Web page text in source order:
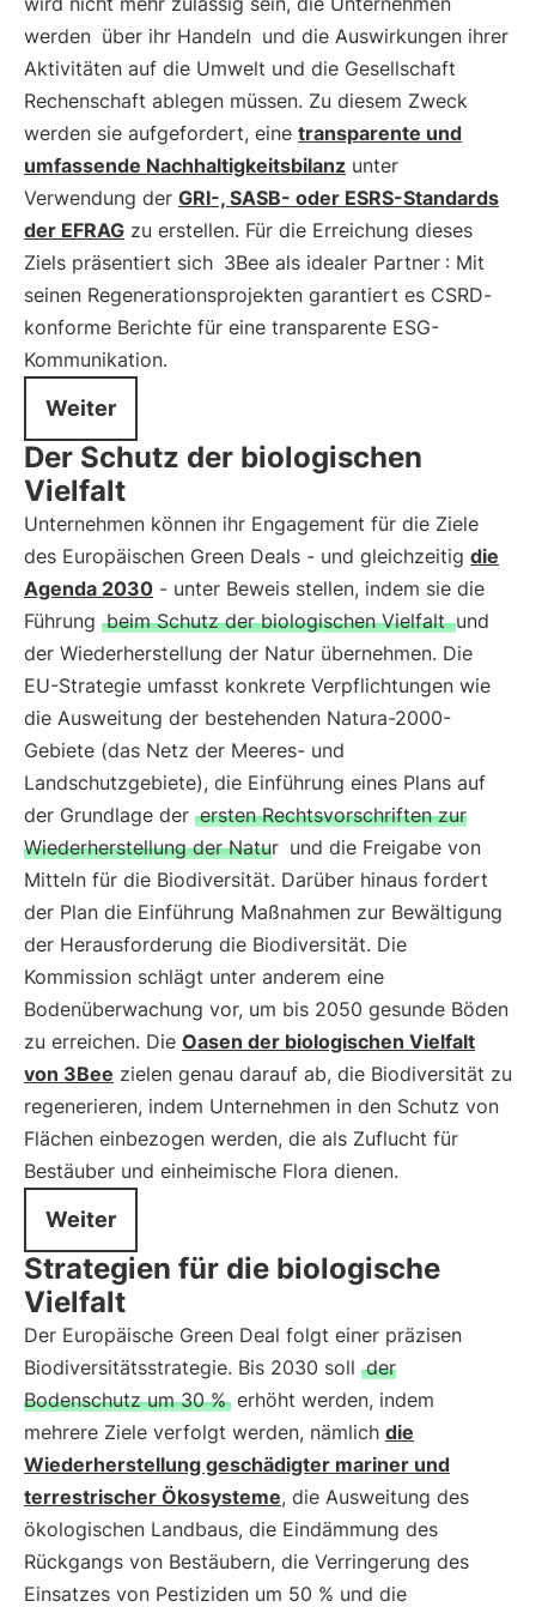
werden über ihr Handeln und die Auswirkungen ihrer
Aktivitäten auf die Umwelt und die Gesellschaft
Rechenschaft ablegen müssen. Zu diesem Zweck
werden sie aufgefordert, eine transparente und
umfassende Nachhaltigkeitsbilanz unter
Verwendung der GRI-, SASB- oder ESRS-Standards
der EFRAG zu erstellen. Für die Erreichung dieses
Ziels präsentiert sich 3Bee als idealer Partner : Mit
seinen Regenerationsprojekten garantiert es CSRD-
konforme Berichte für eine transparente ESG-
Kommunikation.
Weiter
Der Schutz der biologischen
Vielfalt
Unternehmen können ihr Engagement für die Ziele
des Europäischen Green Deals - und gleichzeitig die
Agenda 2030 - unter Beweis stellen, indem sie die
Führung beim Schutz der biologischen Vielfalt und
der Wiederherstellung der Natur übernehmen. Die
EU-Strategie umfasst konkrete Verpflichtungen wie
die Ausweitung der bestehenden Natura-2000-
Gebiete (das Netz der Meeres- und
Landschutzgebiete), die Einführung eines Plans auf
der Grundlage der ersten Rechtsvorschriften zur
Wiederherstellung der Natur und die Freigabe von
Mitteln für die Biodiversität. Darüber hinaus fordert
der Plan die Einführung Maßnahmen zur Bewältigung
der Herausforderung die Biodiversität. Die
Kommission schlägt unter anderem eine
Bodenüberwachung vor, um bis 2050 gesunde Böden
zu erreichen. Die Oasen der biologischen Vielfalt
von 3Bee zielen genau darauf ab, die Biodiversität zu
regenerieren, indem Unternehmen in den Schutz von
Flächen einbezogen werden, die als Zuflucht für
Bestäuber und einheimische Flora dienen.
Weiter
Strategien für die biologische
Vielfalt
Der Europäische Green Deal folgt einer präzisen
Biodiversitätsstrategie. Bis 2030 soll der
Bodenschutz um 30 % erhöht werden, indem
mehrere Ziele verfolgt werden, nämlich die
Wiederherstellung geschädigter mariner und
terrestrischer Ökosysteme, die Ausweitung des
ökologischen Landbaus, die Eindämmung des
Rückgangs von Bestäubern, die Verringerung des
Einsatzes von Pestiziden um 50 % und die